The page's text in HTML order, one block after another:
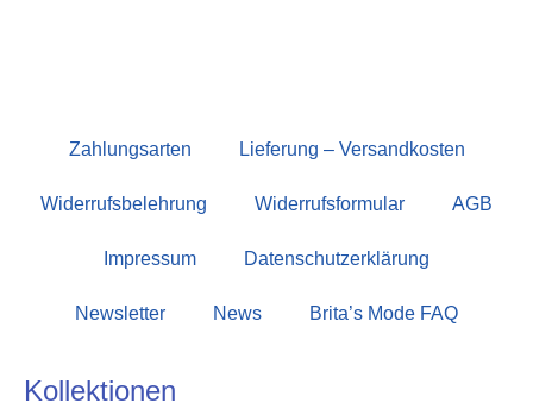
Zahlungsarten Lieferung – Versandkosten
Widerrufsbelehrung Widerrufsformular AGB
Impressum Datenschutzerklärung
Newsletter News Brita’s Mode FAQ
Kollektionen